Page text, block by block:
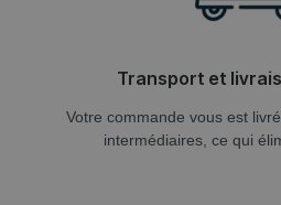
Transport et
Votre commande vous est
intermédiaires, ce qui